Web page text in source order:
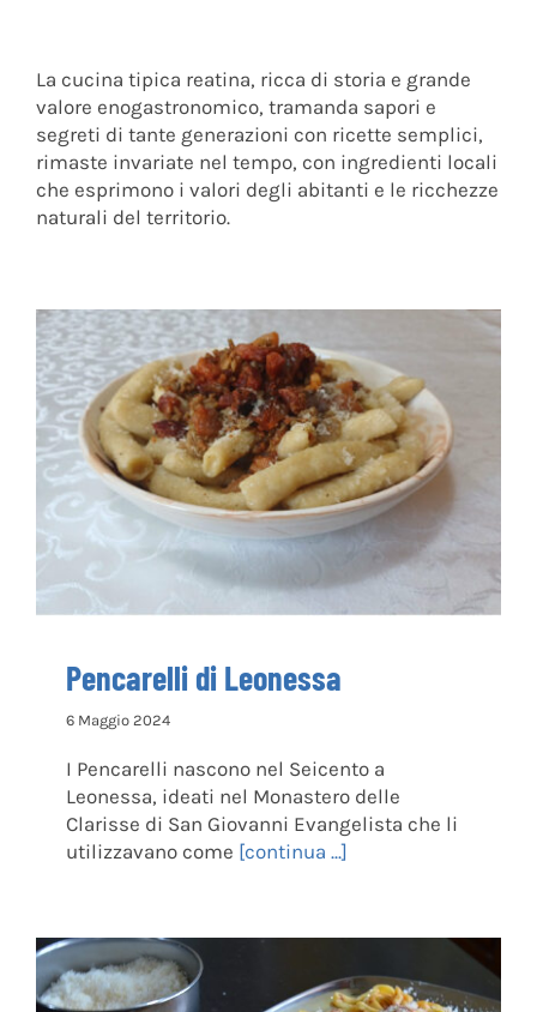
La cucina tipica reatina, ricca di storia e grande
valore enogastronomico, tramanda sapori e
segreti di tante generazioni con ricette semplici,
rimaste invariate nel tempo, con ingredienti locali
che esprimono i valori degli abitanti e le ricchezze
naturali del territorio.
Pencarelli di Leonessa
Pencarelli di Leonessa
6 Maggio 2024
I Pencarelli nascono nel Seicento a
Leonessa, ideati nel Monastero delle
Clarisse di San Giovanni Evangelista che li
utilizzavano come [continua ...]